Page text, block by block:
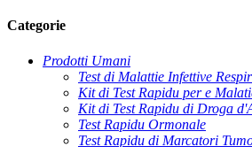
Categorie
Prodotti Umani
Test di Malattie Infettive
Kit di Test Rapidu per e
Kit di Test Rapidu di Droga
Test Rapidu Ormonale
Test Rapidu di Marcatori